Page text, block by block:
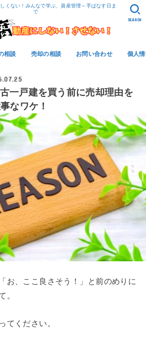
くない！みんなで学ぶ、資産管理～手ばなす日ま
で
相談 売却の相談 お問い合わせ 個人
SEARCH
一戸建を買う前に売却理由を
なワケ！
お、ここ良さそう！」と前のめりに
。
てください。